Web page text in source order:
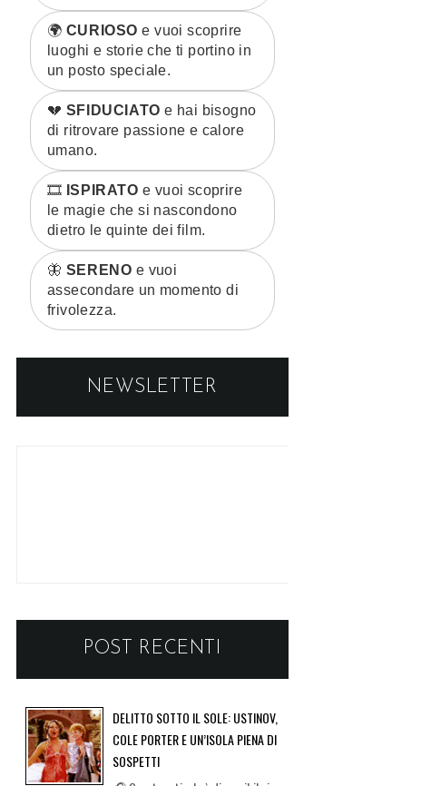
🌍 CURIOSO e vuoi scoprire
luoghi e storie che ti portino in
un posto speciale.
💔 SFIDUCIATO e hai bisogno
di ritrovare passione e calore
umano.
🎞️ ISPIRATO e vuoi scoprire
le magie che si nascondono
dietro le quinte dei film.
🦋 SERENO e vuoi
assecondare un momento di
frivolezza.
NEWSLETTER
POST RECENTI
DELITTO SOTTO IL SOLE: USTINOV,
COLE PORTER E UN’ISOLA PIENA DI
SOSPETTI